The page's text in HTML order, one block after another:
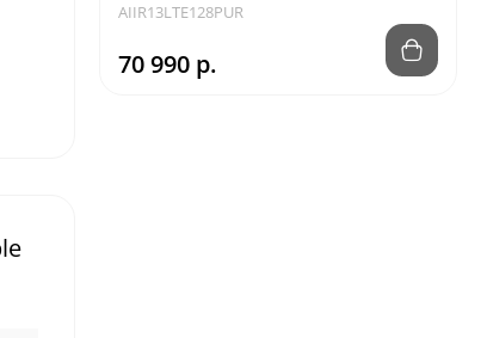
AIIR13LTE128PUR
70 990 р.